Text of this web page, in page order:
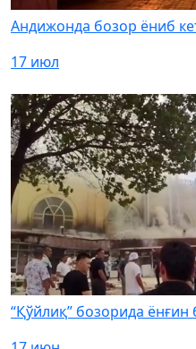
Андижонда бозор ёниб
17 июл
“Қўйлиқ” бозорида ёнғин